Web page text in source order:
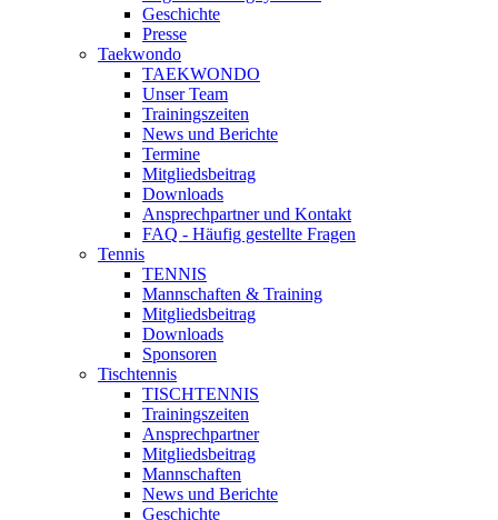
Geschichte
Presse
Taekwondo
TAEKWONDO
Unser Team
Trainingszeiten
News und Berichte
Termine
Mitgliedsbeitrag
Downloads
Ansprechpartner und Kontakt
FAQ - Häufig gestellte Fragen
Tennis
TENNIS
Mannschaften & Training
Mitgliedsbeitrag
Downloads
Sponsoren
Tischtennis
TISCHTENNIS
Trainingszeiten
Ansprechpartner
Mitgliedsbeitrag
Mannschaften
News und Berichte
Geschichte